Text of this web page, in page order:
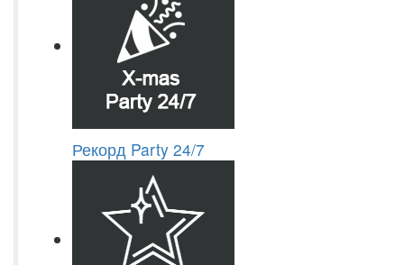
Рекорд Party 24/7